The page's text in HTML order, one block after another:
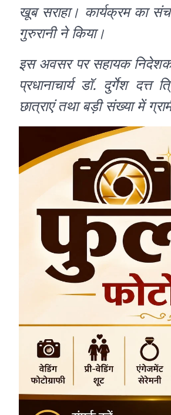
खूब सराहा। कार्यक्रम का
गुरुरानी ने किया।
इस अवसर पर सहायक निदेशक
प्रधानाचार्य डॉ. दुर्गेश दत्त
छात्राएं तथा बड़ी संख्या में